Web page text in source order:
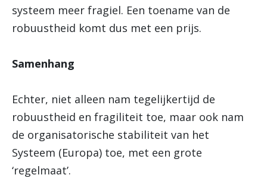
systeem meer fragiel. Een toename van de
robuustheid komt dus met een prijs.
Samenhang
Echter, niet alleen nam tegelijkertijd de
robuustheid en fragiliteit toe, maar ook nam
de organisatorische stabiliteit van het
Systeem (Europa) toe, met een grote
‘regelmaat’.